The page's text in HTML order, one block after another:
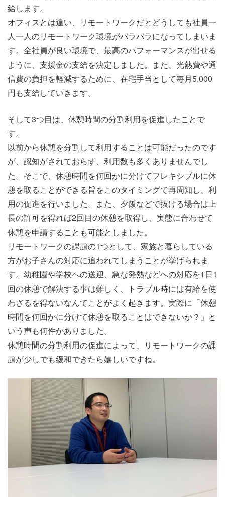
給します。
オフィスとは違い、リモートワークだとどうしても社員一
人一人のリモートワーク環境がバラバラになってしまいま
す。全社員が良い環境で、最高のパフォーマンスが出せる
ように、支援金の支給を決定しました。また、光熱費や通
信費の負担を軽減するために、在宅手当として毎月5,000
円も支給していきます。
そして3つ目は、休憩時間の分割利用を促進したことで
す。
以前から休憩を分割して利用することは可能だったのです
が、認知がされておらず、利用数も多くありませんでし
た。そこで、休憩時間を何回かに分けてフレキシブルに休
憩を取ることができる旨をこのタイミングで再周知し、利
用の促進を行いました。
また、夕飯などで抜ける場合は上
長の許可を得れば2回目の休憩を取得し、実態に合わせて
休憩を申請することも可能としました。
リモートワークの課題の1つとして、家族と暮らしている
方がお子さんの対応に追われてしまうことが挙げられま
す。幼稚園や学校への送迎、急な発熱などへの対応を1日1
回の休憩で解決する事は難しく、トラブル時には有給を使
わざるを得ないなんてことがよく起きます。実際に「休憩
時間を何回かに分けて休憩を取ることはできないか？」と
いう声も何件かありました。
休憩時間の分割利用の促進によって、リモートワークの課
題が少しでも緩和できたら嬉しいですね。